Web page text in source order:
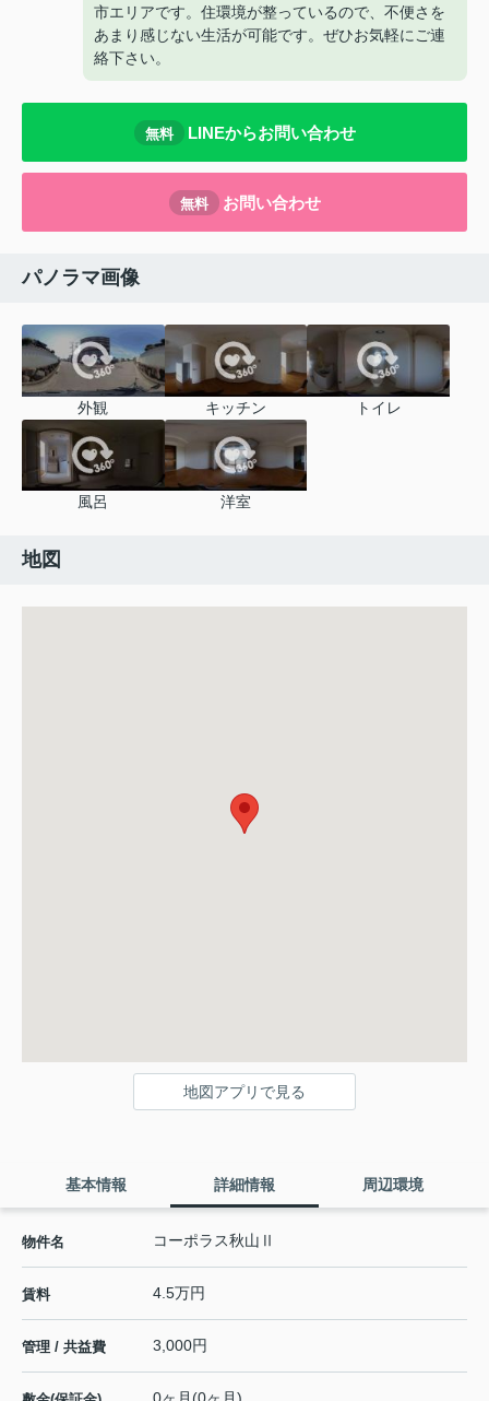
市エリアです。住環境が整っているので、不便さを
あまり感じない生活が可能です。ぜひお気軽にご連
絡下さい。
無料 LINEからお問い合わせ
無料 お問い合わせ
パノラマ画像
外観 キッチン トイレ
風呂 洋室
地図
地図アプリで見る
基本情報 詳細情報 周辺環境
物件名 コーポラス秋山Ⅱ
賃料 4.5万円
管理 / 共益費 3,000円
0ヶ月(0ヶ月)